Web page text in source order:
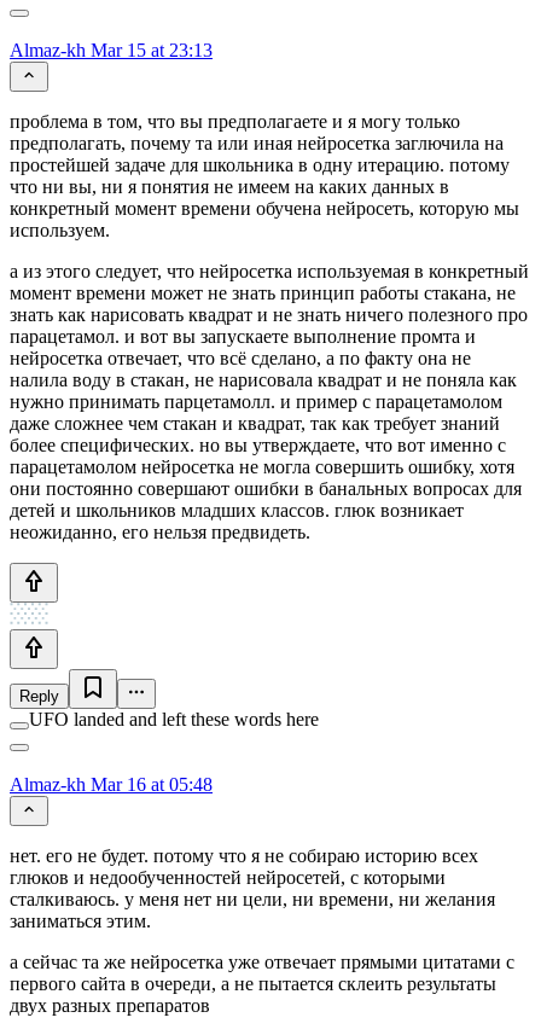
Almaz-kh Mar 15 at 23:13
проблема в том, что вы предполагаете и я могу только
предполагать, почему та или иная нейросетка заглючила на
простейшей задаче для школьника в одну итерацию. потому
что ни вы, ни я понятия не имеем на каких данных в
конкретный момент времени обучена нейросеть, которую мы
используем.
а из этого следует, что нейросетка используемая в конкретный
момент времени может не знать принцип работы стакана, не
знать как нарисовать квадрат и не знать ничего полезного про
парацетамол. и вот вы запускаете выполнение промта и
нейросетка отвечает, что всё сделано, а по факту она не
налила воду в стакан, не нарисовала квадрат и не поняла как
нужно принимать парцетамолл. и пример с парацетамолом
даже сложнее чем стакан и квадрат, так как требует знаний
более специфических. но вы утверждаете, что вот именно с
парацетамолом нейросетка не могла совершить ошибку, хотя
они постоянно совершают ошибки в банальных вопросах для
детей и школьников младших классов. глюк возникает
неожиданно, его нельзя предвидеть.
Reply
UFO landed and left these words here
Almaz-kh Mar 16 at 05:48
нет. его не будет. потому что я не собираю историю всех
глюков и недообученностей нейросетей, с которыми
сталкиваюсь. у меня нет ни цели, ни времени, ни желания
заниматься этим.
а сейчас та же нейросетка уже отвечает прямыми цитатами с
первого сайта в очереди, а не пытается склеить результаты
двух разных препаратов